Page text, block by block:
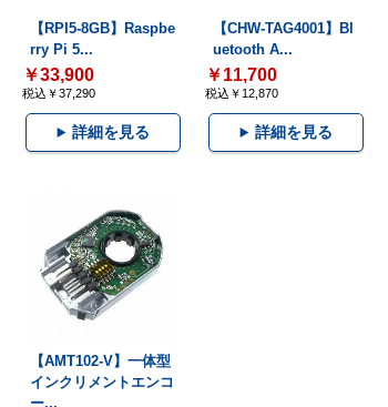
【RPI5-8GB】Raspbe
rry Pi 5...
￥33,900
税込￥37,290
詳細を見る
【CHW-TAG4001】Bl
uetooth A...
￥11,700
税込￥12,870
詳細を見る
【AMT102-V】一体型
インクリメントエンコ
ー...